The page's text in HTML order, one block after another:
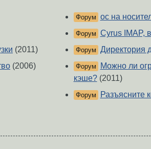
(2011)
(2006)
Форум ос на
Форум Cyrus IMAP,
Форум Директория
Форум
Можно ли
кэше?(2011)
Форум Разъясните